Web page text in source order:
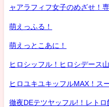
ャアラフィフ女子のめざせ！
萌えっふる！
萌えっとこあに！
ヒロシッフル！ヒロシデース
ヒロユキユキッフルMAX！ス
徹夜DEテツヤッフル!！レトロ